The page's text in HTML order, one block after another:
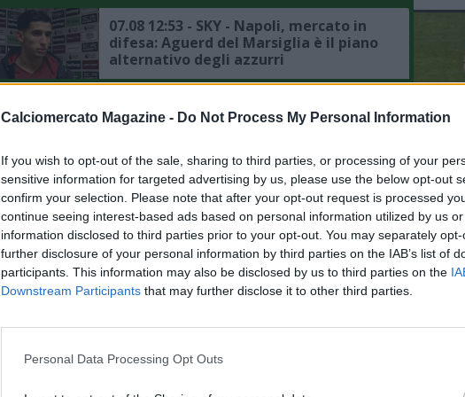
Calciomercato Magazine - Do Not Process My Personal Information
If you wish to opt-out of the sale, sharing to third parties, or processing of your
sensitive information for targeted advertising by us, please use the below opt-out
confirm your selection. Please note that after your opt-out request is processed
continue seeing interest-based ads based on personal information utilized by us
information disclosed to third parties prior to your opt-out. You may separately
further disclosure of your personal information by third parties on the IAB’s list of
participants. This information may also be disclosed by us to third parties on the
Downstream Participants that may further disclose it to other third parties.
Personal Data Processing Opt Outs
07.08 12:53 - SKY - Napoli, mercato in
difesa: Aguerd del Marsiglia è il piano
alternativo degli azzurri
07.08 10:54 - TUTTOSPORT - Napoli,
mercato in difesa: ecco le alte cifre
07.08 10:50 - SKY - Napoli, mercato in
attacco: interesse per Gabriel Jesus, è
sempre piaciuto ad Allegri
07.08 10:38 - IL MATTINO - Napoli,
mercato in entrata: Zeballos e
07.08 09:49 - CDS - Napoli, per
del